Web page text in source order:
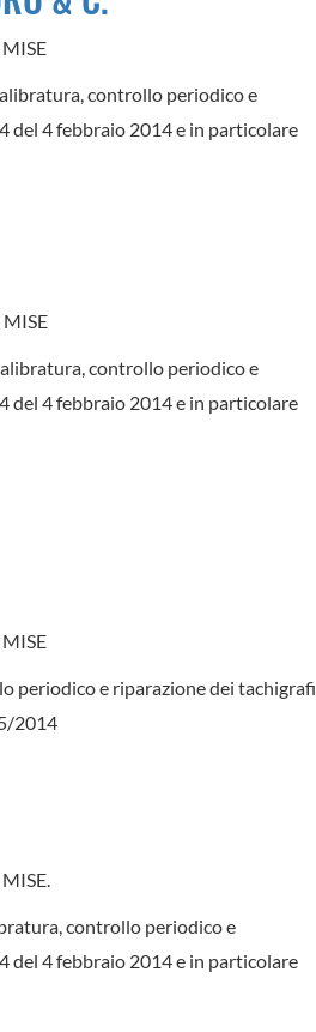
controllo periodico e
del 4 febbraio 2014 e in particolare
controllo periodico e
del 4 febbraio 2014 e in particolare
periodico e riparazione dei tachigrafi
2014
controllo periodico e
del 4 febbraio 2014 e in particolare